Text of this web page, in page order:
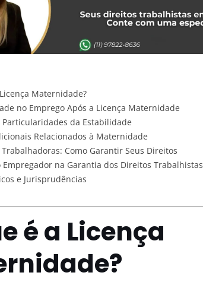
Maternidade?
no Emprego Após a Licença Maternidade
Particularidades da Estabilidade
Relacionados à Maternidade
Como Garantir Seus Direitos
Empregador na Garantia dos Direitos Trabalhistas
e Jurisprudências
é a Licença